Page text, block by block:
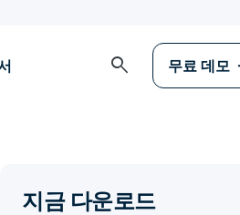
search 무료 데모
지금 다운로드